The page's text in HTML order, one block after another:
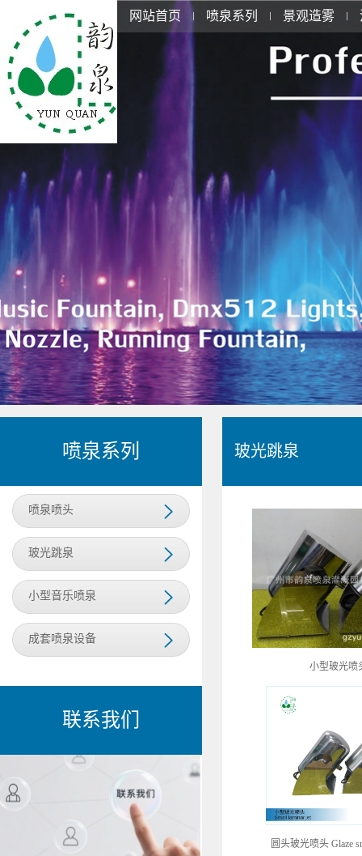
网站首页 喷泉系列 景观造雾
喷泉系列
喷泉喷头
玻光跳泉
小型音乐喷泉
成套喷泉设备
联系我们
玻光跳泉
小型玻光喷
圆头玻光喷头 Glaze